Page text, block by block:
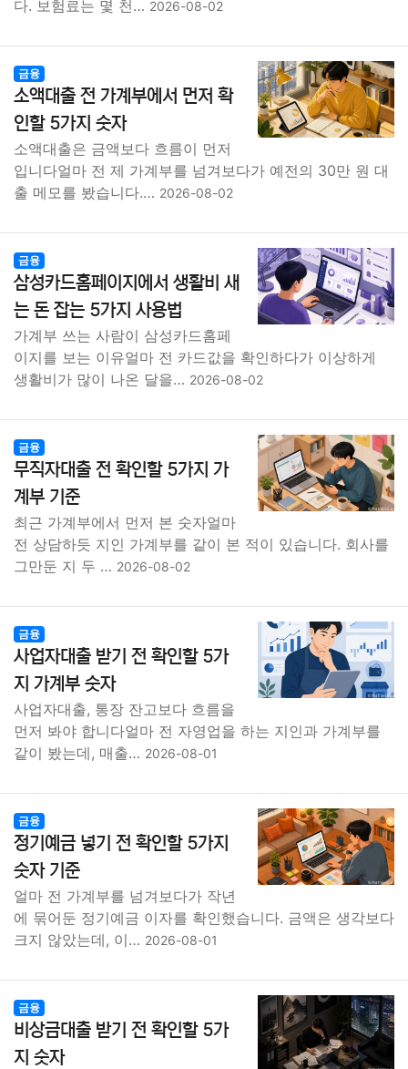
다. 보험료는 몇 천… 2026-08-02
금융
소액대출 전 가계부에서 먼저 확
인할 5가지 숫자
소액대출은 금액보다 흐름이 먼저
입니다얼마 전 제 가계부를 넘겨보다가 예전의 30만 원 대
출 메모를 봤습니다.… 2026-08-02
금융
삼성카드홈페이지에서 생활비 새
는 돈 잡는 5가지 사용법
가계부 쓰는 사람이 삼성카드홈페
이지를 보는 이유얼마 전 카드값을 확인하다가 이상하게
생활비가 많이 나온 달을… 2026-08-02
금융
무직자대출 전 확인할 5가지 가
계부 기준
최근 가계부에서 먼저 본 숫자얼마
전 상담하듯 지인 가계부를 같이 본 적이 있습니다. 회사를
그만둔 지 두 … 2026-08-02
금융
사업자대출 받기 전 확인할 5가
지 가계부 숫자
사업자대출, 통장 잔고보다 흐름을
먼저 봐야 합니다얼마 전 자영업을 하는 지인과 가계부를
같이 봤는데, 매출… 2026-08-01
금융
정기예금 넣기 전 확인할 5가지
숫자 기준
얼마 전 가계부를 넘겨보다가 작년
에 묶어둔 정기예금 이자를 확인했습니다. 금액은 생각보다
크지 않았는데, 이… 2026-08-01
금융
비상금대출 받기 전 확인할 5가
지 숫자